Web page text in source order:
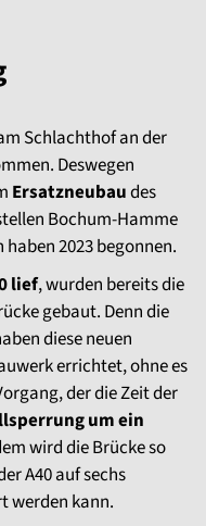
Schlachthof an der
Deswegen
Ersatzneubaudes
Bochum-Hamme
2023 begonnen.
lief, wurden bereits die
gebaut. Denn die
diese neuen
errichtet, ohne es
der die Zeit der
um ein
wird die Brücke so
A40 auf sechs
werden kann.